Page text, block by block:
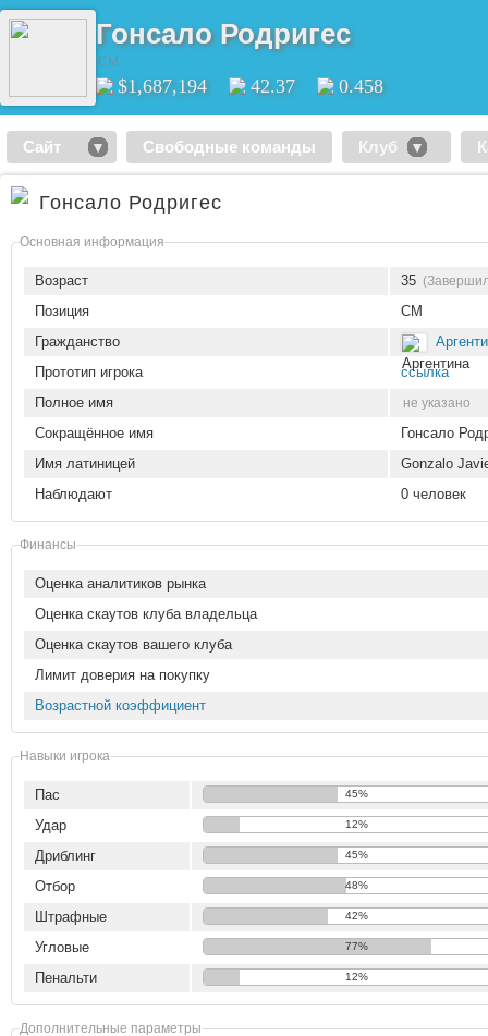
Гонсало Родригес
CM
$1,687,194 42.37 0.458
Сайт Свободные команды Клуб
Гонсало Родригес
Основная информация
Возраст 35
Позиция
CM
Гражданство
Прототип игрока
ссылка
Полное имя
не указано
Сокращённое имя
Гонсало
Имя латиницей
Gonzalo
Наблюдают
0 человек
Финансы
Оценка аналитиков рынка
Оценка скаутов клуба владельца
Оценка скаутов вашего клуба
Лимит доверия на покупку
Возрастной коэффициент
Навыки игрока
Пас 45%
Удар 12%
Дриблинг 45%
Отбор 48%
Штрафные 42%
Угловые 77%
Пенальти 12%
Дополнительные параметры